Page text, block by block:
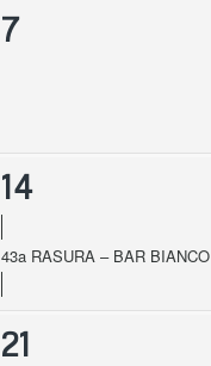
7
14
43a RASURA – BAR BIANCO
21